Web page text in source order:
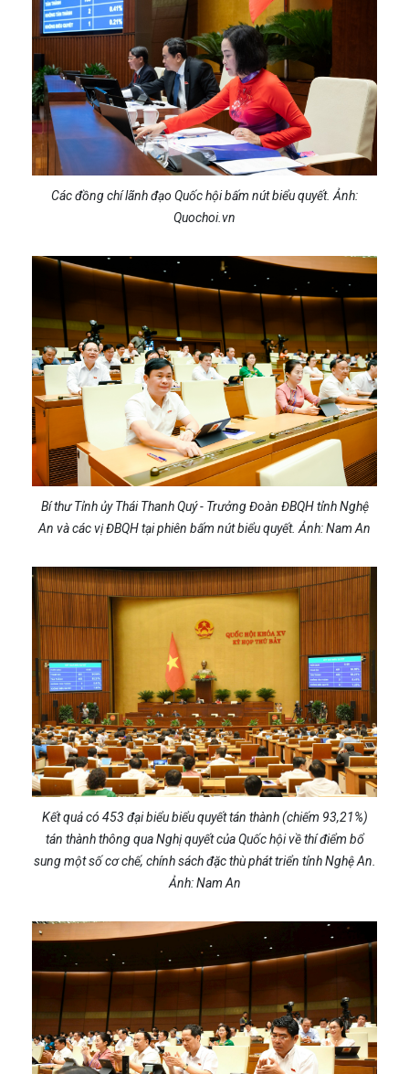
Các đồng chí lãnh đạo Quốc hội bấm nút biểu quyết. Ảnh:
Quochoi.vn
Bí thư Tỉnh ủy Thái Thanh Quý - Trưởng Đoàn ĐBQH tỉnh Nghệ
An và các vị ĐBQH tại phiên bấm nút biểu quyết. Ảnh: Nam An
Kết quả có 453 đại biểu biểu quyết tán thành (chiếm 93,21%)
tán thành thông qua Nghị quyết của Quốc hội về thí điểm bổ
sung một số cơ chế, chính sách đặc thù phát triển tỉnh Nghệ An.
Ảnh: Nam An